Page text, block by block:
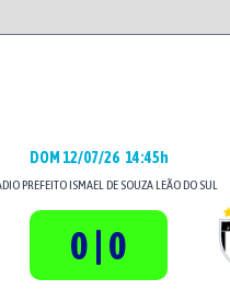
DOM 12/07/26 14:45h
PREFEITO ISMAEL DE SOUZA LEÃO DO SUL
0 | 0